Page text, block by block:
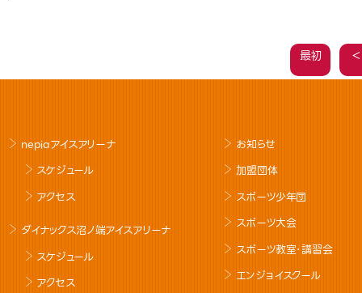
最初 ＜
nepiaアイスアリーナ
スケジュール
アクセス
ダイナックス沼ノ端アイスアリーナ
スケジュール
アクセス
お知らせ
加盟団体
スポーツ少年団
スポーツ大会
スポーツ教室･講習会
エンジョイスクール